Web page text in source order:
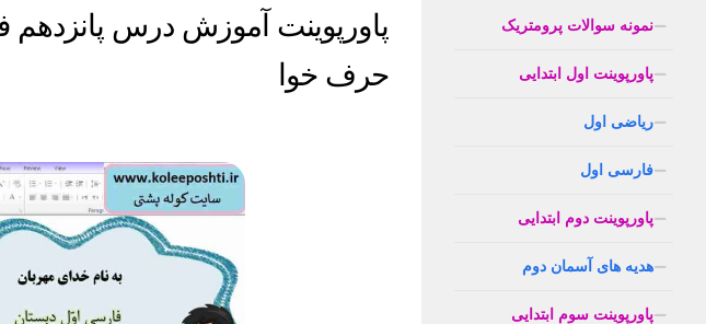
پاورپوینت آموزش درس
حرف خوا
نمونه سوالات پرومتریک
پاورپوینت اول ابتدایی
ریاضی اول
فارسی اول
پاورپوینت دوم ابتدایی
هدیه های آسمان دوم
پاورپوینت سوم ابتدایی